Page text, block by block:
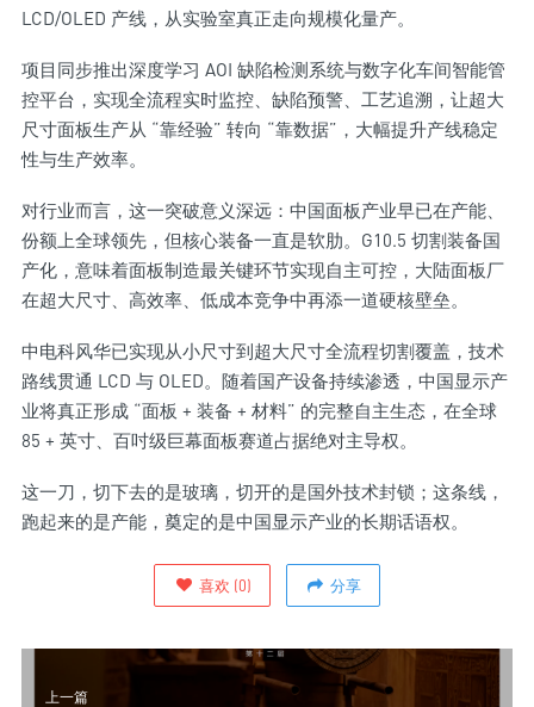
LCD/OLED 产线，从实验室真正走向规模化量产。
项目同步推出深度学习 AOI 缺陷检测系统与数字化车间智能管
控平台，实现全流程实时监控、缺陷预警、工艺追溯，让超大
尺寸面板生产从 “靠经验” 转向 “靠数据”，大幅提升产线稳定
性与生产效率。
对行业而言，这一突破意义深远：中国面板产业早已在产能、
份额上全球领先，但核心装备一直是软肋。G10.5 切割装备国
产化，意味着面板制造最关键环节实现自主可控，大陆面板厂
在超大尺寸、高效率、低成本竞争中再添一道硬核壁垒。
中电科风华已实现从小尺寸到超大尺寸全流程切割覆盖，技术
路线贯通 LCD 与 OLED。随着国产设备持续渗透，中国显示产
业将真正形成 “面板 + 装备 + 材料” 的完整自主生态，在全球
85 + 英寸、百吋级巨幕面板赛道占据绝对主导权。
这一刀，切下去的是玻璃，切开的是国外技术封锁；这条线，
跑起来的是产能，奠定的是中国显示产业的长期话语权。
喜欢 (0) 分享
上一篇